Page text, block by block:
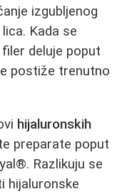
izgubljenog
Kada se
deluje poput
postiže trenutno
hijaluronskih
preparate poput
Razlikuju se
hijaluronske